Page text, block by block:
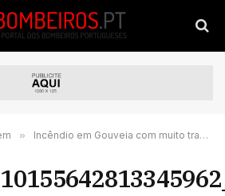
» Incêndio em Gouveia com muito trabalho pela madrugada para os bombeiros | FOTORREPORTAGEM